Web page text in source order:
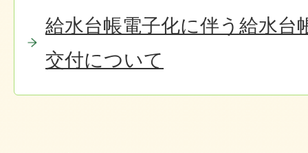
給水台帳電子化に伴う給水台
交付について